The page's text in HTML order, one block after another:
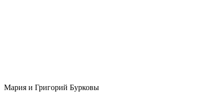
Мария и Григорий Бурковы